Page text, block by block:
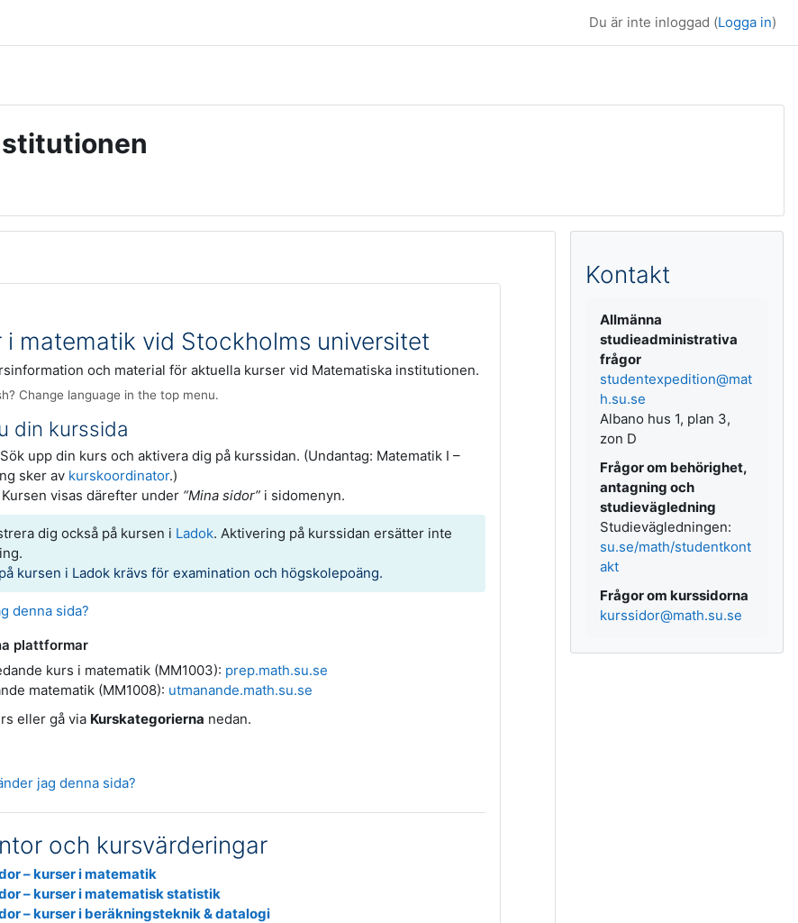
Du är inte inloggad (Logga in)
i matematik vid Stockholms universitet
och material för aktuella kurser vid Matematiska institutionen.
Change language in the top menu.
din kurssida
upp din kurs och aktivera dig på kurssidan. (Undantag: Matematik I –
sker av kurskoordinator.)
visas därefter under “Mina sidor”i sidomenyn.
dig också på kursen i Ladok. Aktivering på kurssidan ersätter inte
kursen i Ladok krävs för examination och högskolepoäng.
denna sida?
plattformar
kurs i matematik (MM1003): prep.math.su.se
matematik (MM1008): utmanande.math.su.se
eller gå via Kurskategorierna nedan.
jag denna sida?
och kursvärderingar
– kurser i matematik
– kurser i matematisk statistik
– kurser i beräkningsteknik & datalogi
Kontakt
Allmänna
studieadministrativa
frågor
studentexpedition@mat
h.su.se
Albano hus 1, plan 3,
zon D
Frågor om behörighet,
antagning och
studievägledning
Studievägledningen:
su.se/math/studentkont
akt
Frågor om kurssidorna
kurssidor@math.su.se